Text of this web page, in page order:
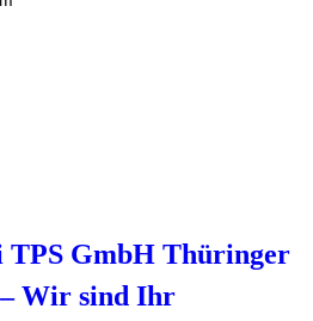
TPS GmbH Thüringer
Wir sind Ihr